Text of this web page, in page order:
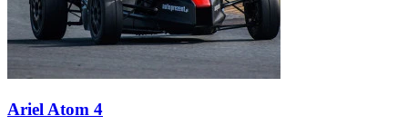
Ariel Atom 4